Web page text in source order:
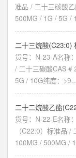
准品 / 二十三碳酸
500MG / 1G / 5G /
二十三烷酸(C23:0)
货号：N-23-A名称
/ 二十三碳酸CAS #
5G / 10G纯度：>9...
二十二烷酸乙酯
货号：N-22-E名称
（C22:0）标准品 /
100MG / 500MG /